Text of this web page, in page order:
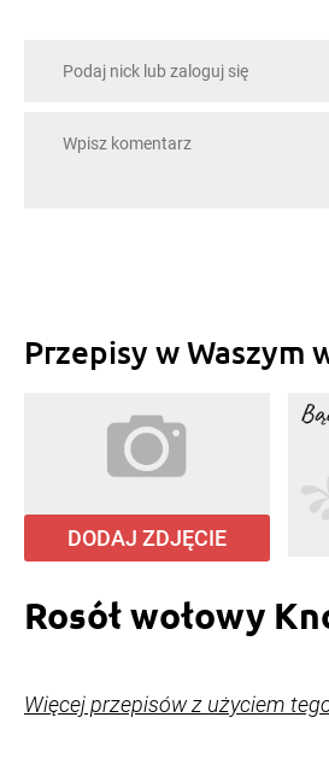
Przepisy w Waszym
DODAJ ZDJĘCIE
Rosół wołowy
Więcej przepisów z użyciem